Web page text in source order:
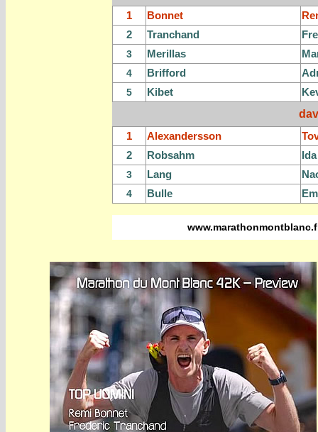
1 Bonnet
2
Tranchand
3 Merillas
4 Brifford
5 Kibet
1
Alexandersson
2
Robsahm
3 Lang
4 Bulle